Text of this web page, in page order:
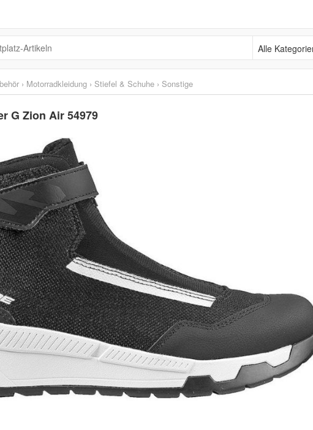
Alle Kategorien
› Motorradkleidung › Stiefel & Schuhe › Sonstige
G Zion Air 54979